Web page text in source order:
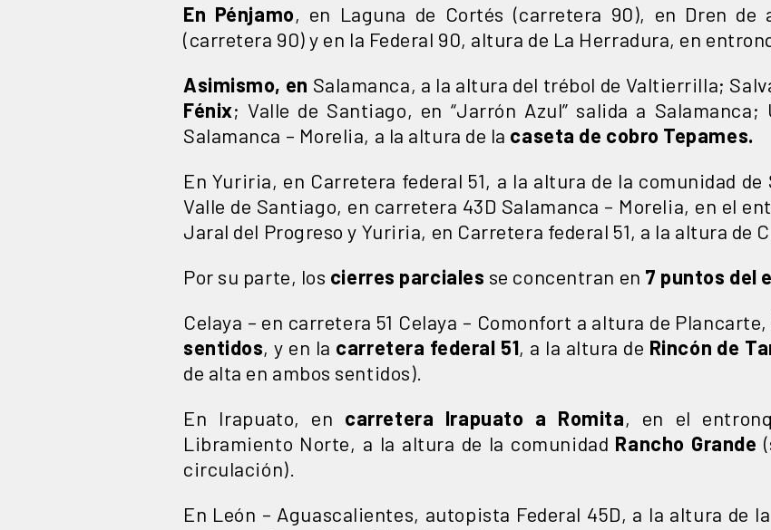
En Pénjamo, en Laguna de Cortés (carretera 90), en Dren de
(carretera 90) y en la Federal 90, altura de La Herradura, en
Asimismo, en Salamanca, a la altura del trébol de Valtierrilla;
Fénix; Valle de Santiago, en “Jarrón Azul” salida a
Salamanca – Morelia, a la altura de la caseta de cobro Tepames.
En Yuriria, en Carretera federal 51, a la altura de la comunidad
Valle de Santiago, en carretera 43D Salamanca – Morelia, en el
Jaral del Progreso y Yuriria, en Carretera federal 51, a la altura de
Por su parte, los cierres parciales se concentran en 7 puntos del
Celaya – en carretera 51 Celaya – Comonfort a altura de Plancarte,
sentidos, y en la carretera federal 51, a la altura de Rincón de
de alta en ambos sentidos).
En Irapuato, en carretera Irapuato a Romita, en el
Libramiento Norte, a la altura de la comunidad Rancho Grande
circulación).
En León – Aguascalientes, autopista Federal 45D, a la altura de la